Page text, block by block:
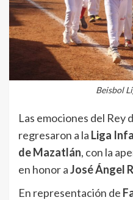
Beisbol
Las emociones del Rey
regresaron a la Liga
de Mazatlán, con la
en honor aJosé Ángel
En representación de